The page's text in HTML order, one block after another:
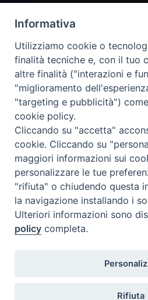
Caritas Internationalis
TV 2000
Inblu 2000
Avvenire
Sir
Scarp de’ Tenis
Newsletter
ISCRIVITI ALLA
Informativa
Utilizziamo cookie o
finalità tecniche e, con il tuo
altre finalità ("interazioni e
"miglioramento
"targeting e pubblicità")
cookie policy.
Cliccando su "accetta"
cookie. Cliccando su
maggiori informazioni sui
personalizzare le tue
"rifiuta" o chiudendo questa
la navigazione installando i
Ulteriori informazioni sono
policy completa.
Rifiuta